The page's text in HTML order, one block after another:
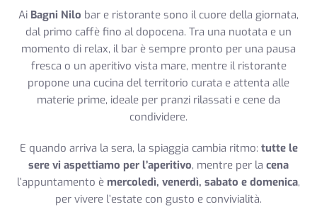
Ai Bagni Nilo bar e ristorante sono il cuore della giornata,
dal primo caffè fino al dopocena. Tra una nuotata e un
momento di relax, il bar è sempre pronto per una pausa
fresca o un aperitivo vista mare, mentre il ristorante
propone una cucina del territorio curata e attenta alle
materie prime, ideale per pranzi rilassati e cene da
condividere.
E quando arriva la sera, la spiaggia cambia ritmo: tutte le
sere vi aspettiamo per l’aperitivo, mentre per la cena
l’appuntamento è mercoledì, venerdì, sabato e domenica,
per vivere l’estate con gusto e convivialità.